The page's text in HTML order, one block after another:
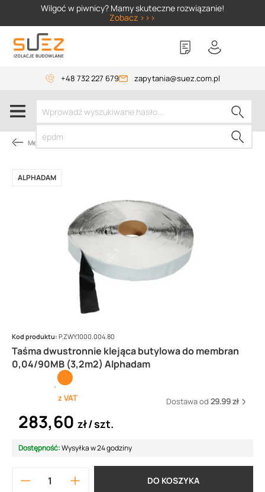
Wilgoć w piwnicy? Mamy skuteczne rozwiązanie!
Zobacz >>>
+48 732 227 679 zapytania@suez.com.pl
Membrany dachowe
Taśma dwustronnie klejąca butylowa do membran
0,04/90MB (3,2m2) Alphadam
ALPHADAM
Kod produktu: P.ZWY.1000.004.80
z VAT Dostawa od 29.99 zł
283,60 zł szt.
Dostępność:Wysyłka w 24 godziny
DO KOSZYKA